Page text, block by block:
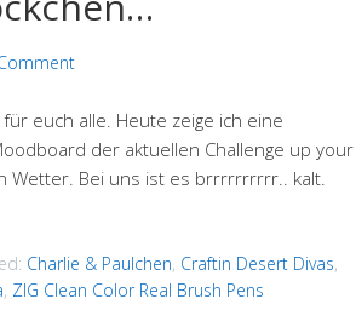
euch alle. Heute zeige ich eine
der aktuellen Challenge up your
Wetter. Bei uns ist es brrrrrrrrrr.. kalt.
Charlie & Paulchen, Craftin Desert Divas,
, ZIG Clean Color Real Brush Pens